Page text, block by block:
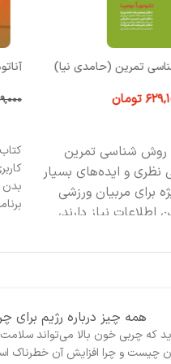
تمرین (حامدی نیا)
تومان
روش شناسی تمرین
نظری و ایده‌‏های بسیار
برای مربیان ورزشی
اطلاعات نیاز دارند،
بدن
همه چیز درباره‌ رژیم برای
که چربی‌ خون بالا می‌تواند سلامت
چیست و چرا افزایش آن خطرناک